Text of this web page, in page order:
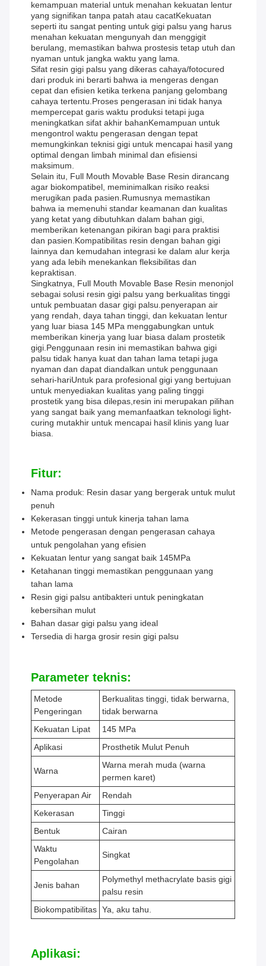
kemampuan material untuk menahan kekuatan lentur
yang signifikan tanpa patah atau cacatKekuatan
seperti itu sangat penting untuk gigi palsu yang harus
menahan kekuatan mengunyah dan menggigit
berulang, memastikan bahwa prostesis tetap utuh dan
nyaman untuk jangka waktu yang lama.
Sifat resin gigi palsu yang dikeras cahaya/fotocured
dari produk ini berarti bahwa ia mengeras dengan
cepat dan efisien ketika terkena panjang gelombang
cahaya tertentu.Proses pengerasan ini tidak hanya
mempercepat garis waktu produksi tetapi juga
meningkatkan sifat akhir bahanKemampuan untuk
mengontrol waktu pengerasan dengan tepat
memungkinkan teknisi gigi untuk mencapai hasil yang
optimal dengan limbah minimal dan efisiensi
maksimum.
Selain itu, Full Mouth Movable Base Resin dirancang
agar biokompatibel, meminimalkan risiko reaksi
merugikan pada pasien.Rumusnya memastikan
bahwa ia memenuhi standar keamanan dan kualitas
yang ketat yang dibutuhkan dalam bahan gigi,
memberikan ketenangan pikiran bagi para praktisi
dan pasien.Kompatibilitas resin dengan bahan gigi
lainnya dan kemudahan integrasi ke dalam alur kerja
yang ada lebih menekankan fleksibilitas dan
kepraktisan.
Singkatnya, Full Mouth Movable Base Resin menonjol
sebagai solusi resin gigi palsu yang berkualitas tinggi
untuk pembuatan dasar gigi palsu.penyerapan air
yang rendah, daya tahan tinggi, dan kekuatan lentur
yang luar biasa 145 MPa menggabungkan untuk
memberikan kinerja yang luar biasa dalam prostetik
gigi.Penggunaan resin ini memastikan bahwa gigi
palsu tidak hanya kuat dan tahan lama tetapi juga
nyaman dan dapat diandalkan untuk penggunaan
sehari-hariUntuk para profesional gigi yang bertujuan
untuk menyediakan kualitas yang paling tinggi
prostetik yang bisa dilepas,resin ini merupakan pilihan
yang sangat baik yang memanfaatkan teknologi light-
curing mutakhir untuk mencapai hasil klinis yang luar
biasa.
Fitur:
Nama produk: Resin dasar yang bergerak untuk mulut
penuh
Kekerasan tinggi untuk kinerja tahan lama
Metode pengerasan dengan pengerasan cahaya
untuk pengolahan yang efisien
Kekuatan lentur yang sangat baik 145MPa
Ketahanan tinggi memastikan penggunaan yang
tahan lama
Resin gigi palsu antibakteri untuk peningkatan
kebersihan mulut
Bahan dasar gigi palsu yang ideal
Tersedia di harga grosir resin gigi palsu
Parameter teknis:
Metode
Pengeringan
Berkualitas tinggi, tidak berwarna,
tidak berwarna
Kekuatan Lipat
145 MPa
Aplikasi
Prosthetik Mulut Penuh
Warna
Warna merah muda (warna
permen karet)
Penyerapan Air
Rendah
Kekerasan
Tinggi
Bentuk
Cairan
Waktu
Pengolahan
Singkat
Jenis bahan
Polymethyl methacrylate basis gigi
palsu resin
Biokompatibilitas Ya, aku tahu.
Aplikasi: